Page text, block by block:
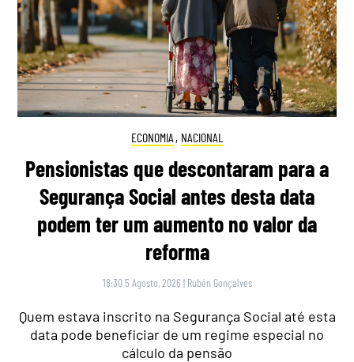
ECONOMIA , NACIONAL
Pensionistas que descontaram para a
Segurança Social antes desta data
podem ter um aumento no valor da
reforma
18:30 5 Agosto, 2026 | Rubén Gonçalves
Quem estava inscrito na Segurança Social até esta
data pode beneficiar de um regime especial no
cálculo da pensão